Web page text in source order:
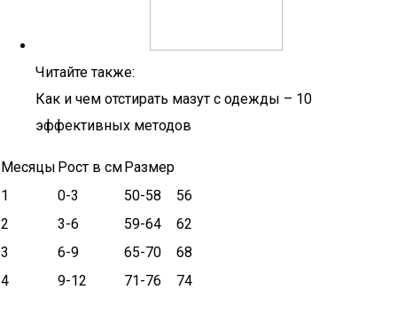
Читайте также:
Как и чем отстирать мазут с одежды – 10
эффективных методов
Месяцы Рост в смРазмер
1
0-3 50-58
56
2
3-6 59-64
62
3
6-9 65-70
68
4
9-12 71-76 74